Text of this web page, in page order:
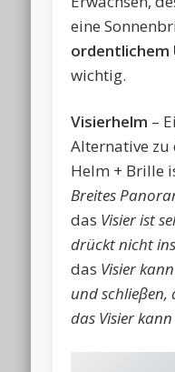
eine
ordentlichem
wichtig.
Visierhelm –
Alternative
Helm + Brille
Breites
das Visier ist
drückt nicht
das Visier
und
das Visier